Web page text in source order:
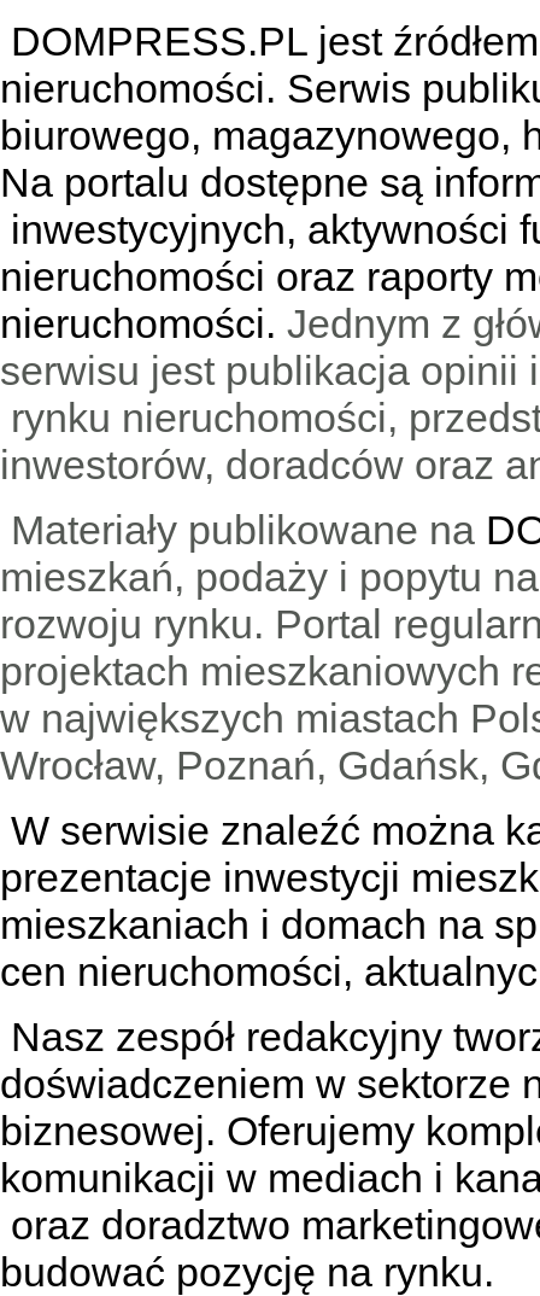
DOMPRESS.PL jest
nieruchomości. Serwis
biurowego, magazynowego,
Na portalu dostępne są
inwestycyjnych, aktywności
nieruchomości oraz raporty
nieruchomości. Jednym z
serwisu jest publikacja
rynku nieruchomości,
inwestorów, doradców oraz
Materiały publikowane na
mieszkań, podaży i popytu
rozwoju rynku. Portal
projektach mieszkaniowych
w największych miastach
Wrocław, Poznań, Gdańsk,
W serwisie znaleźć można
prezentacje inwestycji
mieszkaniach i domach na
cen nieruchomości,
Nasz zespół redakcyjny
doświadczeniem w sektorze
biznesowej. Oferujemy
komunikacji w mediach i
oraz doradztwo
budować pozycję na rynku.